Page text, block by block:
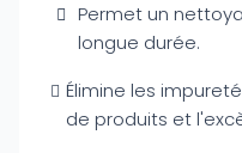
Permet un
longue durée.
Élimine les
de produits et